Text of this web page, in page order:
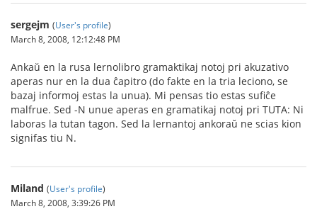
sergejm (User's profile)
March 8, 2008, 12:12:48 PM
Ankaŭ en la rusa lernolibro gramaktikaj notoj pri akuzativo
aperas nur en la dua ĉapitro (do fakte en la tria leciono, se
bazaj informoj estas la unua). Mi pensas tio estas sufiĉe
malfrue. Sed -N unue aperas en gramatikaj notoj pri TUTA: Ni
laboras la tutan tagon. Sed la lernantoj ankoraŭ ne scias kion
signifas tiu N.
Miland (User's profile)
March 8, 2008, 3:39:26 PM